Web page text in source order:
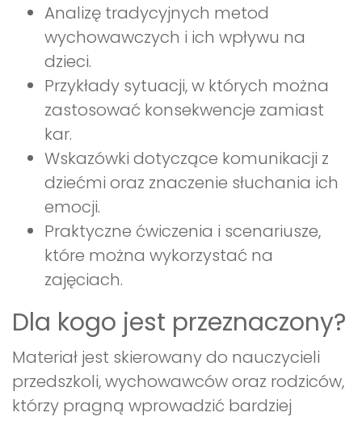
Analizę tradycyjnych metod
wychowawczych i ich wpływu na
dzieci.
Przykłady sytuacji, w których można
zastosować konsekwencje zamiast
kar.
Wskazówki dotyczące komunikacji z
dziećmi oraz znaczenie słuchania ich
emocji.
Praktyczne ćwiczenia i scenariusze,
które można wykorzystać na
zajęciach.
Dla kogo jest przeznaczony?
Materiał jest skierowany do nauczycieli
przedszkoli, wychowawców oraz rodziców,
którzy pragną wprowadzić bardziej